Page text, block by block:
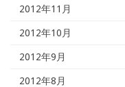
2012年11月
2012年10月
2012年9月
2012年8月